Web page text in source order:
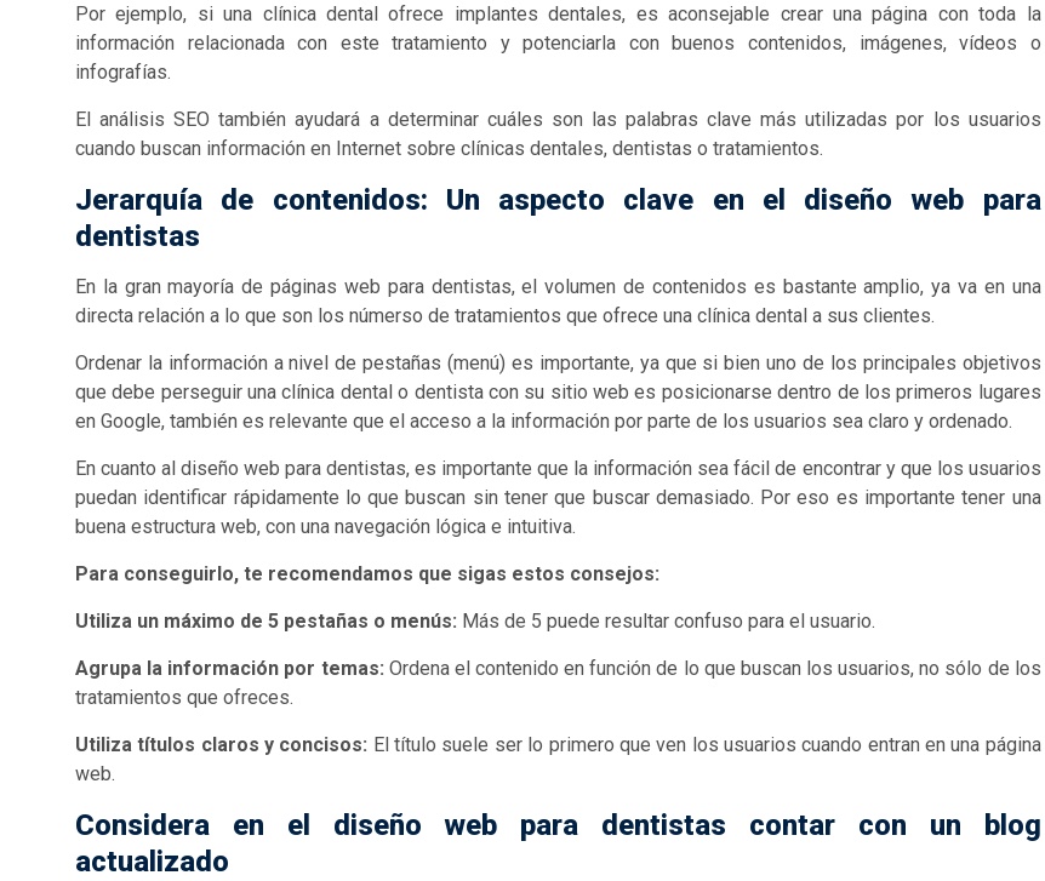
Por ejemplo, si una clínica dental ofrece implantes dentales, es aconsejable crear una página con toda la
información relacionada con este tratamiento y potenciarla con buenos contenidos, imágenes, vídeos o
infografías.
El análisis SEO también ayudará a determinar cuáles son las palabras clave más utilizadas por los usuarios
cuando buscan información en Internet sobre clínicas dentales, dentistas o tratamientos.
Jerarquía de contenidos: Un aspecto clave en el diseño web para
dentistas
En la gran mayoría de páginas web para dentistas, el volumen de contenidos es bastante amplio, ya va en una
directa relación a lo que son los númerso de tratamientos que ofrece una clínica dental a sus clientes.
Ordenar la información a nivel de pestañas (menú) es importante, ya que si bien uno de los principales objetivos
que debe perseguir una clínica dental o dentista con su sitio web es posicionarse dentro de los primeros lugares
en Google, también es relevante que el acceso a la información por parte de los usuarios sea claro y ordenado.
En cuanto al diseño web para dentistas, es importante que la información sea fácil de encontrar y que los usuarios
puedan identificar rápidamente lo que buscan sin tener que buscar demasiado. Por eso es importante tener una
buena estructura web, con una navegación lógica e intuitiva.
Para conseguirlo, te recomendamos que sigas estos consejos:
Utiliza un máximo de 5 pestañas o menús: Más de 5 puede resultar confuso para el usuario.
Agrupa la información por temas: Ordena el contenido en función de lo que buscan los usuarios, no sólo de los
tratamientos que ofreces.
Utiliza títulos claros y concisos: El título suele ser lo primero que ven los usuarios cuando entran en una página
web.
Considera en el diseño web para dentistas contar con un blog
actualizado